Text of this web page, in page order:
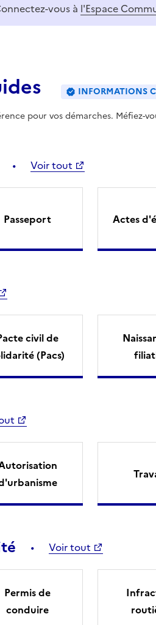
vous à l'Espace
INFORMATIONS
pour vos démarches. Méfiez-
Voir tout
Passeport Actes
civil de
(Pacs)
Voir tout
Permis de
conduire